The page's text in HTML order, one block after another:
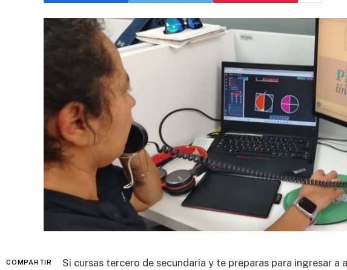
COMPARTIR
Si cursas tercero de secundaria y te preparas para ingresar a